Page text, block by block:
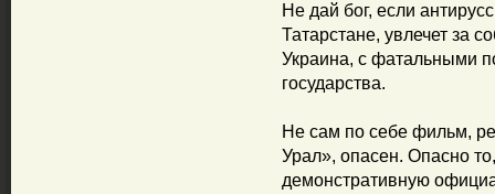
Не дай бог, если
Татарстане, увлечет за
Украина, с фатальными
государства.
Не сам по себе фильм,
Урал», опасен. Опасно
демонстративную